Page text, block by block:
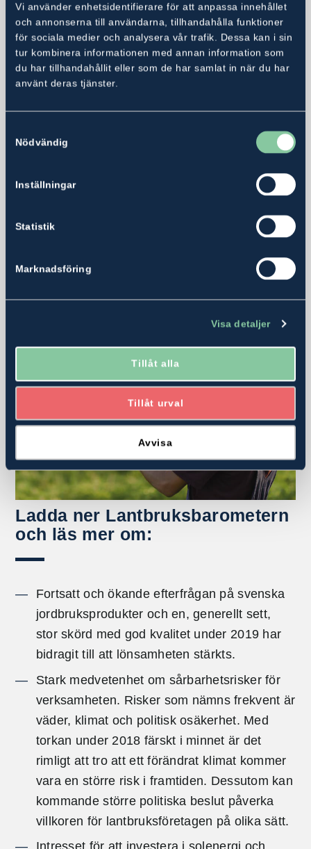
Vi använder enhetsidentifierare för att anpassa innehållet
och annonserna till användarna, tillhandahålla funktioner
för sociala medier och analysera vår trafik. Dessa kan i sin
tur kombinera informationen med annan information som
du har tillhandahållit eller som de har samlat in när du har
använt deras tjänster.
Nödvändig
Inställningar
Statistik
Marknadsföring
Visa detaljer
Tillåt alla
Tillåt urval
Avvisa
När du fyller i dina uppgifter ovan
kommer dina personuppgifter behandlas
enligt Ludvig & Cos
integritetsmeddelande
Ladda ner Lantbruksbarometern
och läs mer om:
Fortsatt och ökande efterfrågan på svenska
jordbruksprodukter och en, generellt sett,
stor skörd med god kvalitet under 2019 har
bidragit till att lönsamheten stärkts.
Stark medvetenhet om sårbarhetsrisker för
verksamheten. Risker som nämns frekvent är
väder, klimat och politisk osäkerhet. Med
torkan under 2018 färskt i minnet är det
rimligt att tro att ett förändrat klimat kommer
vara en större risk i framtiden. Dessutom kan
kommande större politiska beslut påverka
villkoren för lantbruksföretagen på olika sätt.